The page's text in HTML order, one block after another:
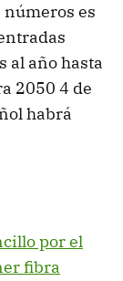
números es
al año hasta
2050 4 de
habrá
por el
fibra